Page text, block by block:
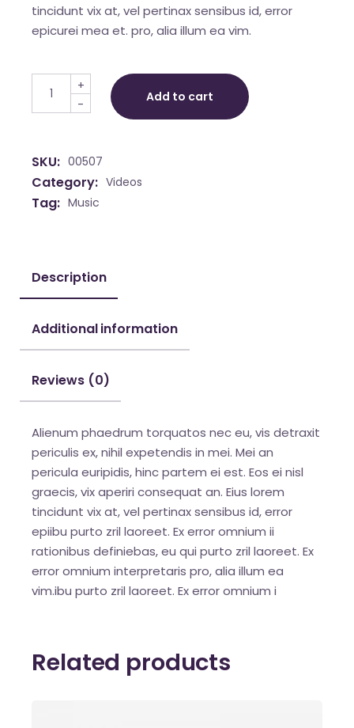
tincidunt vix at, vel pertinax sensibus id, error
epicurei mea et. pro, alia illum ea vim.
Mockup T-Shirt quantity
-
+
Add to cart
SKU: 00507
Category: Videos
Tag: Music
Description
Additional information
Reviews (0)
Alienum phaedrum torquatos nec eu, vis detraxit
periculis ex, nihil expetendis in mei. Mei an
pericula euripidis, hinc partem ei est. Eos ei nisl
graecis, vix aperiri consequat an. Eius lorem
tincidunt vix at, vel pertinax sensibus id, error
epiibu purto zril laoreet. Ex error omnium ii
rationibus definiebas, eu qui purto zril laoreet. Ex
error omnium interpretaris pro, alia illum ea
vim.ibu purto zril laoreet. Ex error omnium i
Related products